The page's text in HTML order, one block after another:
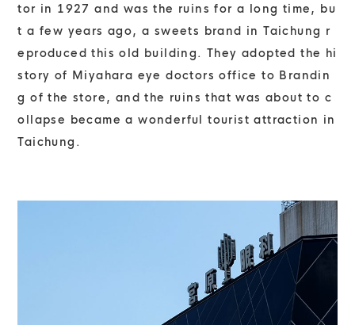
tor in 1927 and was the ruins for a long time, bu
t a few years ago, a sweets brand in Taichung r
eproduced this old building. They adopted the hi
story of Miyahara eye doctors office to Brandin
g of the store, and the ruins that was about to c
ollapse became a wonderful tourist attraction in
Taichung.